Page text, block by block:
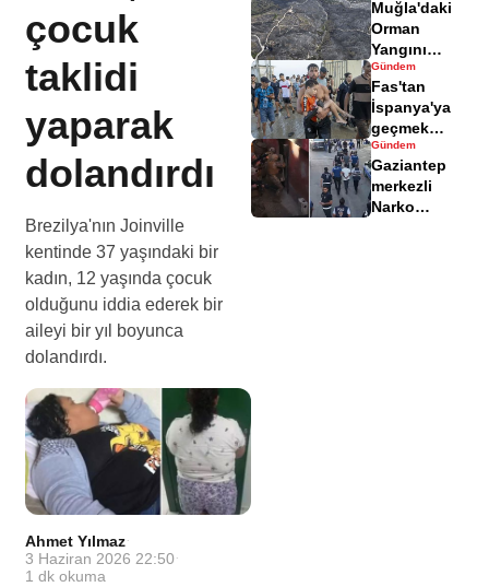
çocuk
taklidi
yaparak
dolandırdı
Brezilya'nın Joinville
kentinde 37 yaşındaki bir
kadın, 12 yaşında çocuk
olduğunu iddia ederek bir
aileyi bir yıl boyunca
dolandırdı.
Ahmet Yılmaz·
3 Haziran 2026 22:50 ·
1 dk okuma
yaralandı
Muğla'daki
Orman
Yangını
Sonrası
Zarar Gören
Alanlar
Havadisinde
Gündem
Fas'tan
İspanya'ya
geçmek
isteyen
göçmenler
geri döndü
Gündem
Gaziantep
merkezli
Narko